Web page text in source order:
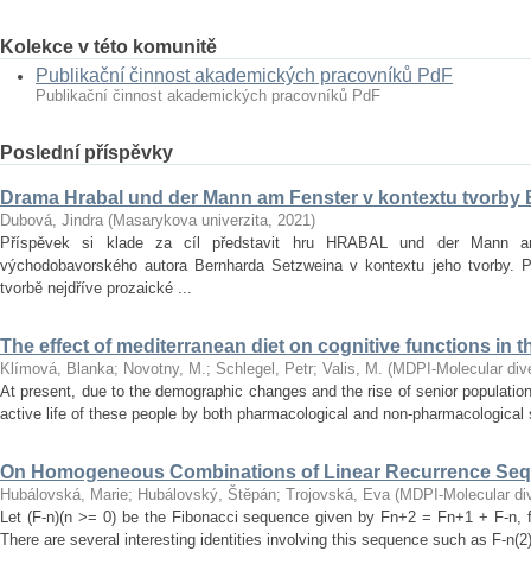
Kolekce v této komunitě
Publikační činnost akademických pracovníků PdF
Publikační činnost akademických pracovníků PdF
Poslední příspěvky
Drama Hrabal und der Mann am Fenster v kontextu tvorby
Dubová, Jindra (Masarykova univerzita, 2021)
Příspěvek si klade za cíl představit hru HRABAL und der Mann
východobavorského autora Bernharda Setzweina v kontextu jeho tvorby.
tvorbě nejdříve prozaické ...
The effect of mediterranean diet on cognitive functions in
Klímová, Blanka; Novotny, M.; Schlegel, Petr; Valis, M. (MDPI-Molecular
At present, due to the demographic changes and the rise of senior
active life of these people by both pharmacological and
On Homogeneous Combinations of Linear Recurrence
Hubálovská, Marie; Hubálovský, Štěpán; Trojovská, Eva (MDPI-Molecular
Let (F-n)(n >= 0) be the Fibonacci sequence given by Fn+2 = Fn+1 + F-
There are several interesting identities involving this sequence such as F-